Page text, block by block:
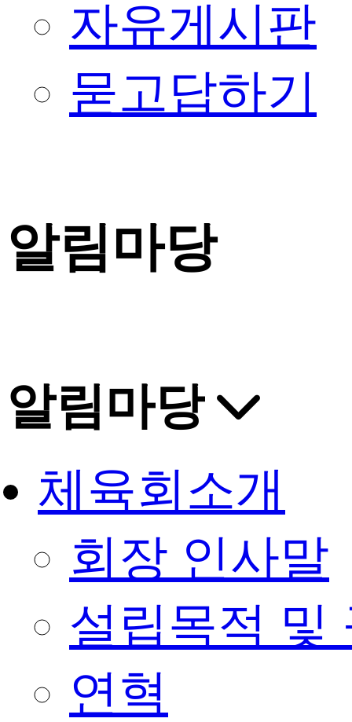
자유게시판
묻고답하기
알림마당
알림마당
체육회소개
회장 인사말
설립목적 및
연혁